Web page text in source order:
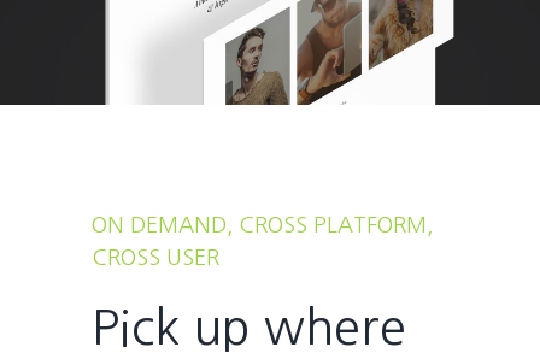
ON DEMAND, CROSS PLATFORM,
CROSS USER
Pick up where